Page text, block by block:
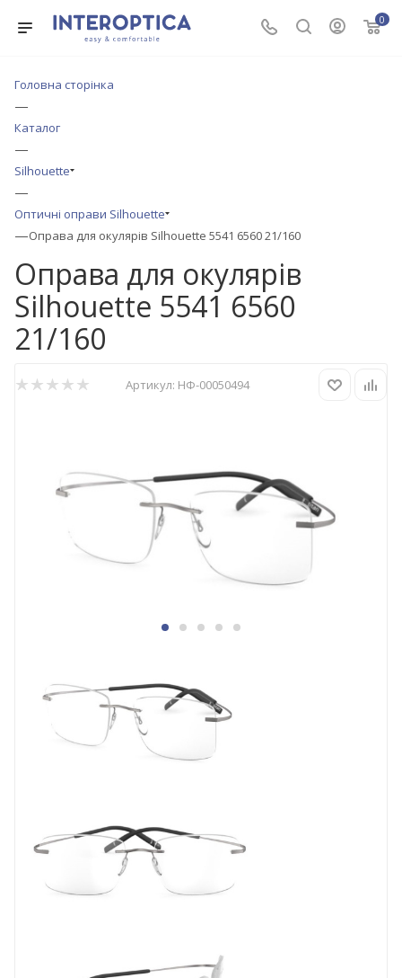
0
Головна сторінка
—
Каталог
—
Silhouette
—
Оптичні оправи Silhouette
—Оправа для окулярів Silhouette 5541 6560 21/160
Оправа для окулярів
Silhouette 5541 6560
21/160
Артикул: НФ-00050494